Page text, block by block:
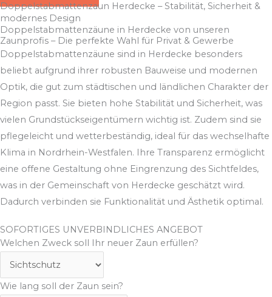
Doppelstabmattenzaun Herdecke – Stabilität, Sicherheit &
modernes Design
Doppelstabmattenzäune in Herdecke von unseren
Zaunprofis – Die perfekte Wahl für Privat & Gewerbe
Doppelstabmattenzäune sind in Herdecke besonders
beliebt aufgrund ihrer robusten Bauweise und modernen
Optik, die gut zum städtischen und ländlichen Charakter der
Region passt. Sie bieten hohe Stabilität und Sicherheit, was
vielen Grundstückseigentümern wichtig ist. Zudem sind sie
pflegeleicht und wetterbeständig, ideal für das wechselhafte
Klima in Nordrhein-Westfalen. Ihre Transparenz ermöglicht
eine offene Gestaltung ohne Eingrenzung des Sichtfeldes,
was in der Gemeinschaft von Herdecke geschätzt wird.
Dadurch verbinden sie Funktionalität und Ästhetik optimal.
SOFORTIGES UNVERBINDLICHES ANGEBOT
Welchen Zweck soll Ihr neuer Zaun erfüllen?
Wie lang soll der Zaun sein?